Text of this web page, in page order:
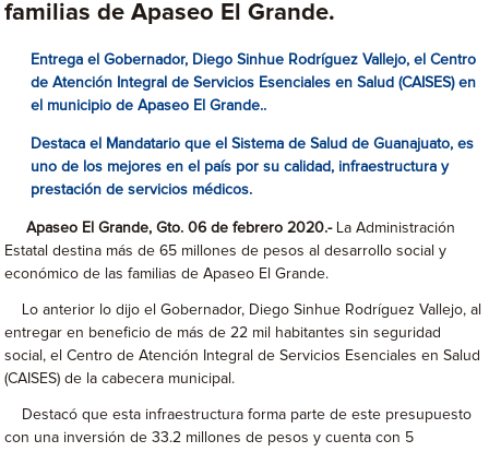
familias de Apaseo El Grande.
Entrega el Gobernador, Diego Sinhue Rodríguez Vallejo,el Centro
de Atención Integral de Servicios Esenciales en Salud (CAISES) en
el municipio de Apaseo El Grande..
Destaca el Mandatario que el Sistema de Salud de Guanajuato, es
uno de los mejores en el país por su calidad, infraestructura y
prestación de servicios médicos.
Apaseo El Grande, Gto. 06 de febrero 2020.-La Administración
Estatal destina más de 65 millones de pesos al desarrollo social y
económico de las familias de Apaseo El Grande.
Lo anterior lo dijo el Gobernador, Diego Sinhue Rodríguez Vallejo, al
entregar en beneficio de más de 22 mil habitantes sin seguridad
social, el Centro de Atención Integral de Servicios Esenciales en Salud
(CAISES) de la cabecera municipal.
Destacó que esta infraestructura forma parte de este presupuesto
con una inversión de 33.2 millones de pesos y cuenta con 5